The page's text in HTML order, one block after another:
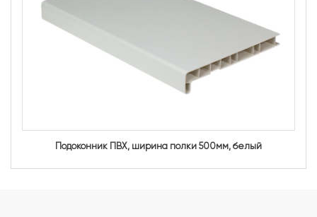
Подоконник ПВХ, ширина полки 500мм, белый